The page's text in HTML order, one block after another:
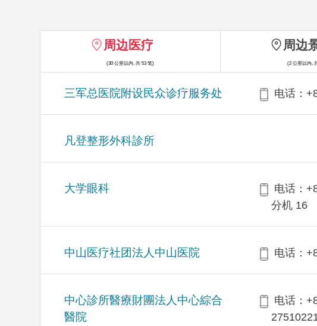
周边医疗
(30 公里以内, 共 53 笔)
三军总医院附设民众诊疗服务处 电话：
凡登整形外科診所
大学眼科
电话：
分机 16
中山医疗社团法人中山医院 电话：
中心診所醫療財團法人中心綜合
醫院
电话：
周边
(2 公里以内,